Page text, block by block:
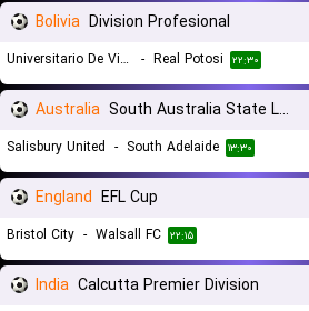
Bolivia Division Profesional
Universitario De Vinto - Real Potosi ۲۲:۳۰
Australia South Australia State League 1
Salisbury United - South Adelaide ۱۳:۳۰
England EFL Cup
Bristol City - Walsall FC ۲۲:۱۵
India Calcutta Premier Division